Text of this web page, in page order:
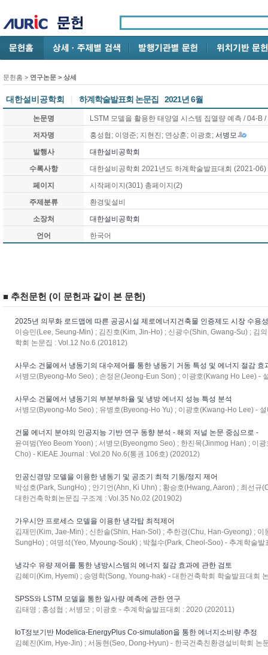
문헌홈 > 연구논문 > 상세
대한설비공학회 | 하계학술발표회 논문집 2021년 6월
논문명
LSTM 모델을 활용한 태양열 시스템 집열량 예측 / 04-B
저자명
홍성협; 이영준; 지현진; 연상훈; 이광호; 서병모
발행사
대한설비공학회
수록사항
대한설비공학회 2021년도 하계학술발표대회 (2021-06)
페이지
시작페이지(301) 총페이지(2)
주제분류
환경및설비
소장처
대한설비공학회
언어
한국어
■ 추천문헌 (이 문헌과 같이 본 문헌)
2025년 의무화 로드맵에 따른 공공시설 제로에너지건축물 인증제도 시장 수용성
이승민(Lee, Seung-Min) ; 김진호(Kim, Jin-Ho) ; 신광수(Shin, Gwang-Su) ; 김
학회 논문집 : Vol.12 No.6 (201812)
사무소 건물에서 냉동기의 대수제어를 통한 냉동기 거동 특성 및 에너지 절감 효
서병모(Byeong-Mo Seo) ; 손정은(Jeong-Eun Son) ; 이광호(Kwang Ho Lee) -
사무소 건물에서 냉동기의 부분부하율 및 냉방 에너지 성능 특성 분석
서병모(Byeong-Mo Seo) ; 유병호(Byeong-Ho Yu) ; 이광호(Kwang-Ho Lee) -
건물 에너지 분야의 인공지능 기반 연구 동향 분석 - 해외 저널 논문 중심으로 -
윤여범(Yeo Beom Yoon) ; 서병모(Byeongmo Seo) ; 한진목(Jinmog Han) ; 이
Cho) - KIEAE Journal : Vol.20 No.6(통권 106호) (202012)
인공신경망 모델을 이용한 냉동기 및 공조기 최적 기동/정지 제어
박성호(Park, SungHo) ; 안기언(Ahn, Ki Uhn) ; 황승호(Hwang, Aaron) ; 최선규
대한건축학회논문집 구조계 : Vol.35 No.02 (201902)
가우시안 프로세스 모델을 이용한 냉각탑 최적제어
김재민(Kim, Jae-Min) ; 신한솔(Shin, Han-Sol) ; 추한경(Chu, Han-Gyeong) ;
SungHo) ; 여명석(Yeo, Myoung-Souk) ; 박철수(Park, Cheol-Soo) - 추계학술
냉각수 유량 제어를 통한 냉방시스템의 에너지 절감 효과에 관한 검토
김혜미(Kim, Hyemi) ; 송영학(Song, Young-hak) - 대한건축학회 학술발표대회
SPSS와 LSTM 모델을 통한 일사량 예측에 관한 연구
김태영 ; 홍성협 ; 서병모 ; 이광호 - 추계학술발표대회 : 2020 (202011)
IoT정보기반 Modelica-EnergyPlus Co-simulation을 통한 에너지소비량 추정
김혜진(Kim, Hye-Jin) ; 서동현(Seo, Dong-Hyun) - 한국건축친환경설비학회 논